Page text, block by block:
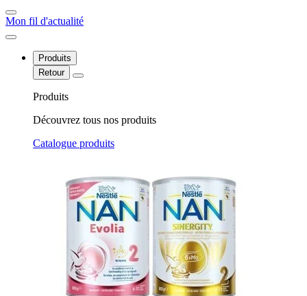
Mon fil d'actualité
Produits
Retour
Produits
Découvrez tous nos produits
Catalogue produits